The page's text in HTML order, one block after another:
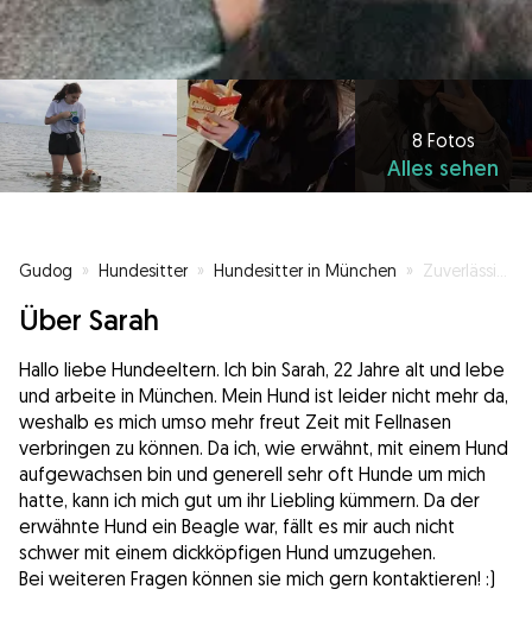
8 Fotos
Alles sehen
Gudog » Hundesitter » Hundesitter in München » Zuverlässige Hundesittern in München
Über Sarah
Hallo liebe Hundeeltern. Ich bin Sarah, 22 Jahre alt und lebe
und arbeite in München. Mein Hund ist leider nicht mehr da,
weshalb es mich umso mehr freut Zeit mit Fellnasen
verbringen zu können. Da ich, wie erwähnt, mit einem Hund
aufgewachsen bin und generell sehr oft Hunde um mich
hatte, kann ich mich gut um ihr Liebling kümmern. Da der
erwähnte Hund ein Beagle war, fällt es mir auch nicht
schwer mit einem dickköpfigen Hund umzugehen.
Bei weiteren Fragen können sie mich gern kontaktieren! :)